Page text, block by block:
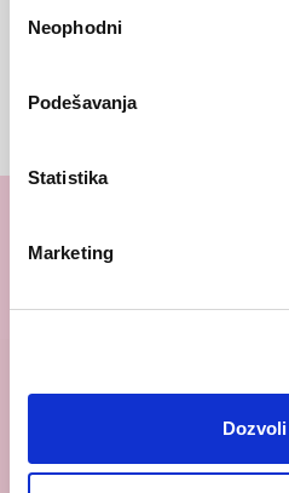
сагласности
Neophodni
Podešavanja
Statistika
Marketing